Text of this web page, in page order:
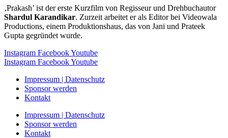
‚Prakash’ ist der erste Kurzfilm von Regisseur und Drehbuchautor
Shardul Karandikar. Zurzeit arbeitet er als Editor bei Videowala
Productions, einem Produktionshaus, das von Jani und Prateek
Gupta gegründet wurde.
Instagram FacebookYoutube
Instagram FacebookYoutube
Impressum | Datenschutz
Sponsor werden
Kontakt
Impressum | Datenschutz
Sponsor werden
Kontakt